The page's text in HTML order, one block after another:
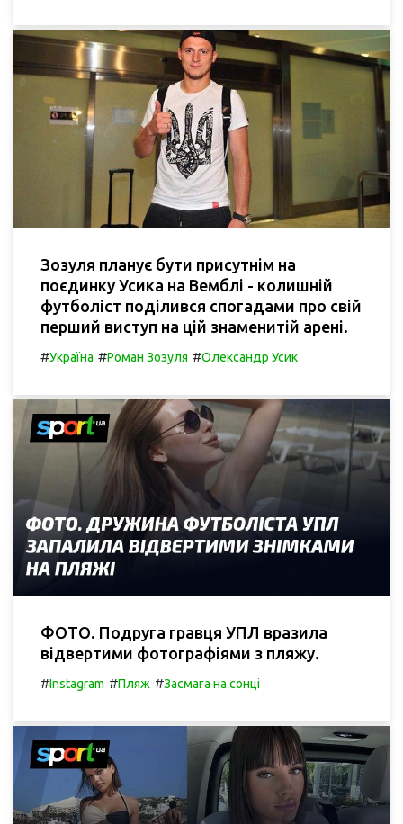
Зозуля планує бути присутнім на
поєдинку Усика на Вемблі - колишній
футболіст поділився спогадами про свій
перший виступ на цій знаменитій арені.
#Україна #Роман Зозуля #Олександр Усик
ФОТО. Подруга гравця УПЛ вразила
відвертими фотографіями з пляжу.
#Instagram #Пляж #Засмага на сонці